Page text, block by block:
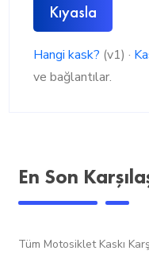
Kıyasla
Hangi kask? (v1) ·
ve bağlantılar.
En Son
Tüm Motosiklet Kaskı